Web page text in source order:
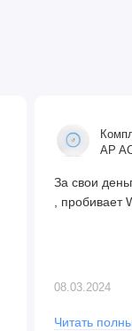
AP
За свои
, пробивает
08.03.2024
Читать